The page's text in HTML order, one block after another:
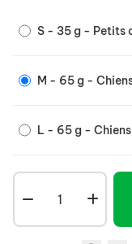
animale (10 % de
Composants
Graisses
Cendres
Humidité :
S - 35 g - Petits
M - 65 g -
L - 65 g -